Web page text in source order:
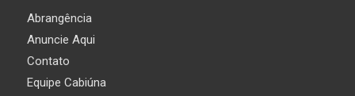
Abrangência
Anuncie Aqui
Contato
Equipe Cabiúna